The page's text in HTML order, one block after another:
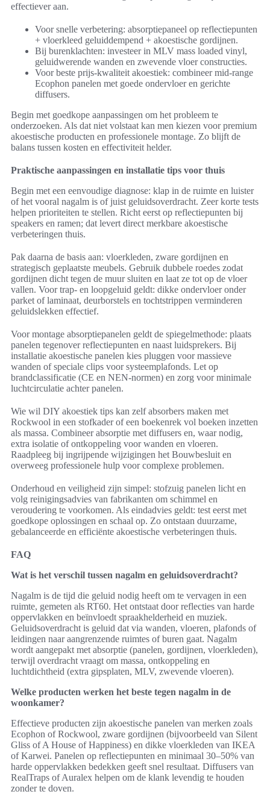
effectiever aan.
Voor snelle verbetering: absorptiepaneel op reflectiepunten
+ vloerkleed geluiddempend + akoestische gordijnen.
Bij burenklachten: investeer in MLV mass loaded vinyl,
geluidwerende wanden en zwevende vloer constructies.
Voor beste prijs-kwaliteit akoestiek: combineer mid-range
Ecophon panelen met goede ondervloer en gerichte
diffusers.
Begin met goedkope aanpassingen om het probleem te
onderzoeken. Als dat niet volstaat kan men kiezen voor premium
akoestische producten en professionele montage. Zo blijft de
balans tussen kosten en effectiviteit helder.
Praktische aanpassingen en installatie tips voor thuis
Begin met een eenvoudige diagnose: klap in de ruimte en luister
of het vooral nagalm is of juist geluidsoverdracht. Zeer korte tests
helpen prioriteiten te stellen. Richt eerst op reflectiepunten bij
speakers en ramen; dat levert direct merkbare akoestische
verbeteringen thuis.
Pak daarna de basis aan: vloerkleden, zware gordijnen en
strategisch geplaatste meubels. Gebruik dubbele roedes zodat
gordijnen dicht tegen de muur sluiten en laat ze tot op de vloer
vallen. Voor trap- en loopgeluid geldt: dikke ondervloer onder
parket of laminaat, deurborstels en tochtstrippen verminderen
geluidslekken effectief.
Voor montage absorptiepanelen geldt de spiegelmethode: plaats
panelen tegenover reflectiepunten en naast luidsprekers. Bij
installatie akoestische panelen kies pluggen voor massieve
wanden of speciale clips voor systeemplafonds. Let op
brandclassificatie (CE en NEN-normen) en zorg voor minimale
luchtcirculatie achter panelen.
Wie wil DIY akoestiek tips kan zelf absorbers maken met
Rockwool in een stofkader of een boekenrek vol boeken inzetten
als massa. Combineer absorptie met diffusers en, waar nodig,
extra isolatie of ontkoppeling voor wanden en vloeren.
Raadpleeg bij ingrijpende wijzigingen het Bouwbesluit en
overweeg professionele hulp voor complexe problemen.
Onderhoud en veiligheid zijn simpel: stofzuig panelen licht en
volg reinigingsadvies van fabrikanten om schimmel en
veroudering te voorkomen. Als eindadvies geldt: test eerst met
goedkope oplossingen en schaal op. Zo ontstaan duurzame,
gebalanceerde en efficiënte akoestische verbeteringen thuis.
FAQ
Wat is het verschil tussen nagalm en geluidsoverdracht?
Nagalm is de tijd die geluid nodig heeft om te vervagen in een
ruimte, gemeten als RT60. Het ontstaat door reflecties van harde
oppervlakken en beïnvloedt spraakhelderheid en muziek.
Geluidsoverdracht is geluid dat via wanden, vloeren, plafonds of
leidingen naar aangrenzende ruimtes of buren gaat. Nagalm
wordt aangepakt met absorptie (panelen, gordijnen, vloerkleden),
terwijl overdracht vraagt om massa, ontkoppeling en
luchtdichtheid (extra gipsplaten, MLV, zwevende vloeren).
Welke producten werken het beste tegen nagalm in de
woonkamer?
Effectieve producten zijn akoestische panelen van merken zoals
Ecophon of Rockwool, zware gordijnen (bijvoorbeeld van Silent
Gliss of A House of Happiness) en dikke vloerkleden van IKEA
of Karwei. Panelen op reflectiepunten en minimaal 30–50% van
harde oppervlakken bedekken geeft snel resultaat. Diffusers van
RealTraps of Auralex helpen om de klank levendig te houden
zonder te doven.